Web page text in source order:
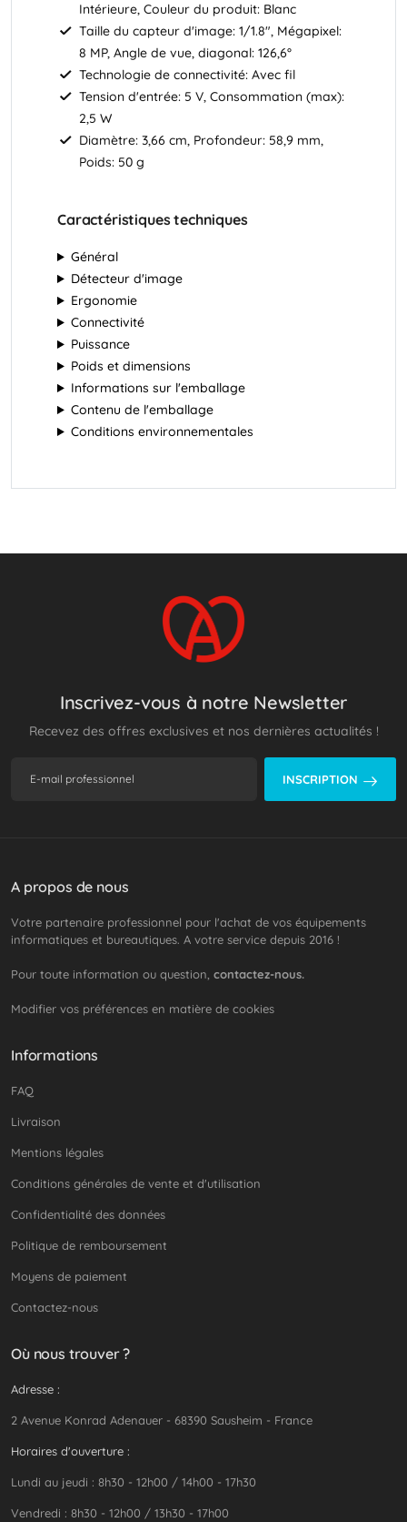
Intérieure, Couleur du produit: Blanc
Taille du capteur d'image: 1/1.8", Mégapixel:
8 MP, Angle de vue, diagonal: 126,6°
Technologie de connectivité: Avec fil
Tension d'entrée: 5 V, Consommation (max):
2,5 W
Diamètre: 3,66 cm, Profondeur: 58,9 mm,
Poids: 50 g
Caractéristiques techniques
Général
Détecteur d'image
Ergonomie
Connectivité
Puissance
Poids et dimensions
Informations sur l'emballage
Contenu de l'emballage
Conditions environnementales
Inscrivez-vous à notre Newsletter
Recevez des offres exclusives et nos dernières actualités !
INSCRIPTION
A propos de nous
Votre partenaire professionnel pour l'achat de vos équipements
informatiques et bureautiques. A votre service depuis 2016 !
Pour toute information ou question, contactez-nous.
Modifier vos préférences en matière de cookies
Informations
FAQ
Livraison
Mentions légales
Conditions générales de vente et d'utilisation
Confidentialité des données
Politique de remboursement
Moyens de paiement
Contactez-nous
Où nous trouver ?
Adresse :
2 Avenue Konrad Adenauer - 68390 Sausheim - France
Horaires d'ouverture :
Lundi au jeudi : 8h30 - 12h00 / 14h00 - 17h30
Vendredi : 8h30 - 12h00 / 13h30 - 17h00